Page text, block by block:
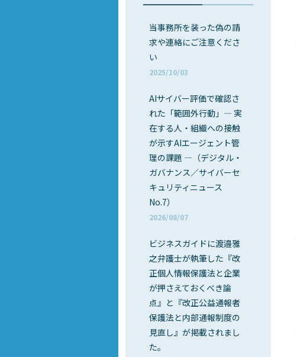
当事務所を装った偽の請
求や連絡にご注意くださ
い
2025/10/03
AIサイバー評価で確認さ
れた「範囲外行動」― 実
在する人・組織への接触
が示すAIエージェント管
理の課題 ―（デジタル・
ガバナンス／サイバーセ
キュリティニュース
No.7）
2026/08/07
ビジネスガイドに渡邉雅
之弁護士が執筆した『改
正個人情報保護法と企業
が押さえておくべき論
点』と『改正公益通報者
保護法と内部通報制度の
見直し』が掲載されまし
た。